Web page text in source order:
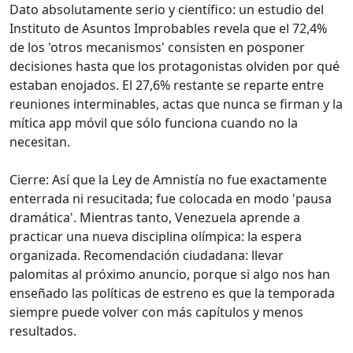
Dato absolutamente serio y científico: un estudio del
Instituto de Asuntos Improbables revela que el 72,4%
de los 'otros mecanismos' consisten en posponer
decisiones hasta que los protagonistas olviden por qué
estaban enojados. El 27,6% restante se reparte entre
reuniones interminables, actas que nunca se firman y la
mítica app móvil que sólo funciona cuando no la
necesitan.
Cierre: Así que la Ley de Amnistía no fue exactamente
enterrada ni resucitada; fue colocada en modo 'pausa
dramática'. Mientras tanto, Venezuela aprende a
practicar una nueva disciplina olímpica: la espera
organizada. Recomendación ciudadana: llevar
palomitas al próximo anuncio, porque si algo nos han
enseñado las políticas de estreno es que la temporada
siempre puede volver con más capítulos y menos
resultados.